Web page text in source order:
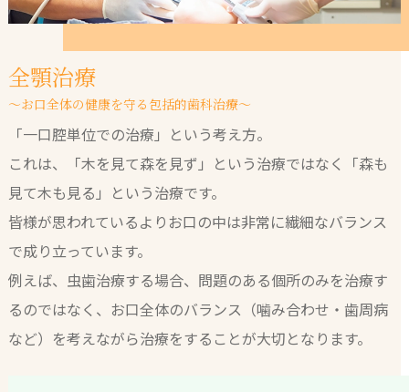
全顎治療
～お口全体の健康を守る包括的歯科治療～
「一口腔単位での治療」という考え方。
これは、「木を見て森を見ず」という治療ではなく「森も
見て木も見る」という治療です。
皆様が思われているよりお口の中は非常に繊細なバランス
で成り立っています。
例えば、虫歯治療する場合、問題のある個所のみを治療す
るのではなく、お口全体のバランス（噛み合わせ・歯周病
など）を考えながら治療をすることが大切となります。